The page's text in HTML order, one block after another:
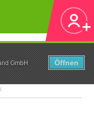
GmbH
Öffnen